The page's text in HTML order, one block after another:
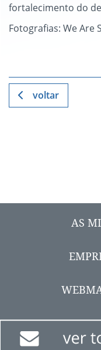
fortalecimento do
Fotografias: We Are
voltar
AS